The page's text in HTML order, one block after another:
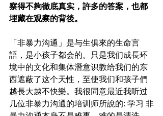
察得不夠徹底真实，許多的答案，也都
埋藏在观察的背後。
「非暴力沟通」是与生俱來的生命言
語，是小孩子都会的。只是我们成長环
境中的文化和集体潛意识教给我们的东
西遮蔽了这个天性，至使我们和孩子們
越長大越不快樂。我很同意最近我听过
几位非暴力沟通的培训师所說的: 学习 非